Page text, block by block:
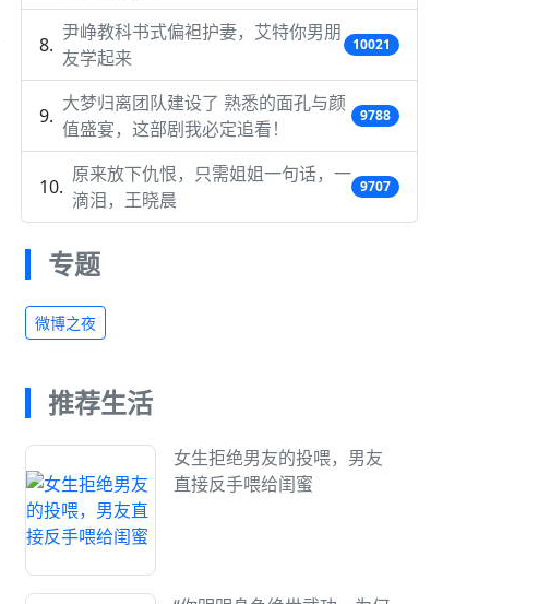
尹峥教科书式偏袒护妻，艾特你男朋
友学起来
10021
大梦归离团队建设了 熟悉的面孔与颜
值盛宴，这部剧我必定追看！
9788
原来放下仇恨，只需姐姐一句话，一
滴泪，王晓晨
9707
专题
微博之夜
推荐生活
女生拒绝男友的投喂，男友
直接反手喂给闺蜜